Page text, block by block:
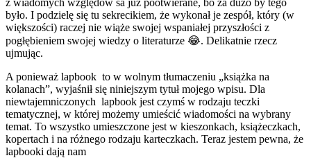
było. I podzielę się tu sekrecikiem, że wykonał je zespół, który (w
większości) raczej nie wiąże swojej wspaniałej przyszłości z
pogłębieniem swojej wiedzy o literaturze 😂. Delikatnie rzecz
ujmując.
A ponieważ lapbook to w wolnym tłumaczeniu „książka na
kolanach”, wyjaśnił się niniejszym tytuł mojego wpisu. Dla
niewtajemniczonych lapbook jest czymś w rodzaju teczki
tematycznej, w której możemy umieścić wiadomości na wybrany
temat. To wszystko umieszczone jest w kieszonkach, książeczkach,
kopertach i na różnego rodzaju karteczkach. Teraz jestem pewna, że
lapbooki dają nam